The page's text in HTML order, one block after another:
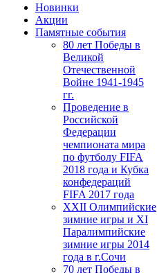
Новинки
Акции
Памятные события
80 лет Победы в
Великой
Отечественной
Войне 1941-1945
гг.
Проведение в
Российской
Федерации
чемпионата мира
по футболу FIFA
2018 года и Кубка
конфедераций
FIFA 2017 года
XXII Олимпийские
зимние игры и XI
Паралимпийские
зимние игры 2014
года в г.Сочи
70 лет Победы в